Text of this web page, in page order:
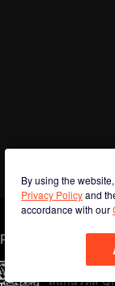
By using the
Privacy Policyand
accordance with our
Phone
สแกนรหัส